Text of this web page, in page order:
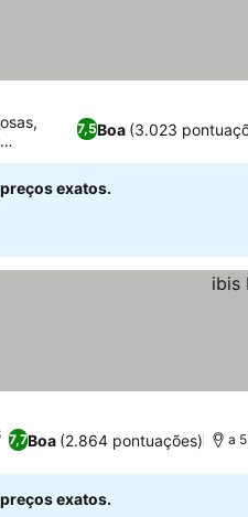
7,5Boa (3.023
exatos.
7,7Boa (2.864 pontuações) a
exatos.